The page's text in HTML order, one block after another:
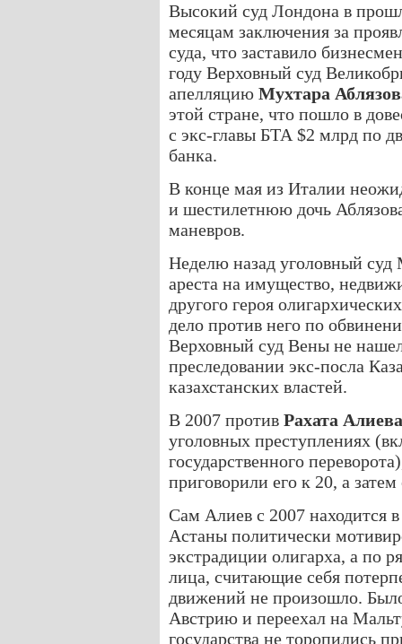
Высокий суд Лондона в
месяцам заключения за
суда, что заставило
году Верховный суд
апелляцию Мухтара
этой стране, что пошло в
с экс-главы БТА $2 млрд по
банка.
В конце мая из Италии
и шестилетнюю дочь
маневров.
Неделю назад уголовный
ареста на имущество,
другого героя
дело против него по
Верховный суд Вены не
преследовании экс-посла
казахстанских властей.
В 2007 против Рахата Алиева
уголовных преступлениях
государственного
приговорили его к 20, а
Сам Алиев с 2007 находится
Астаны политически
экстрадиции олигарха, а по
лица, считающие себя
движений не произошло.
Австрию и переехал на
государства не торопились